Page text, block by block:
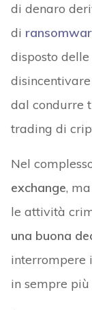
di denaro
di
disposto
dal condurre
trading di
Nel
exchange,
le attività
una buona
interrompere
in sempre